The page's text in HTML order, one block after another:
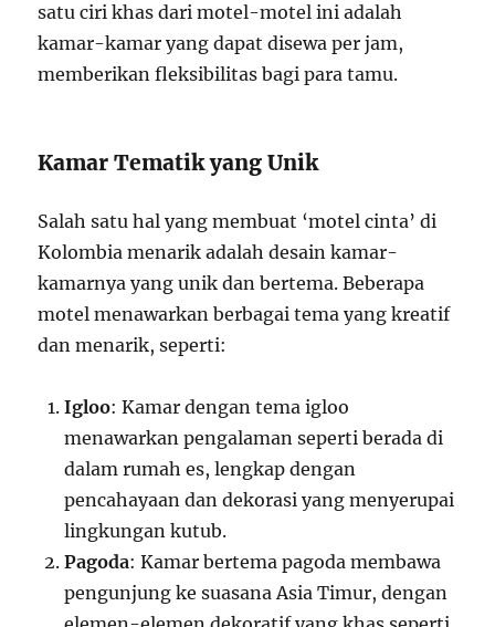
satu ciri khas dari motel-motel ini adalah
kamar-kamar yang dapat disewa per jam,
memberikan fleksibilitas bagi para tamu.
Kamar Tematik yang Unik
Salah satu hal yang membuat ‘motel cinta’ di
Kolombia menarik adalah desain kamar-
kamarnya yang unik dan bertema. Beberapa
motel menawarkan berbagai tema yang kreatif
dan menarik, seperti:
Igloo: Kamar dengan tema igloo
menawarkan pengalaman seperti berada di
dalam rumah es, lengkap dengan
pencahayaan dan dekorasi yang menyerupai
lingkungan kutub.
Pagoda: Kamar bertema pagoda membawa
pengunjung ke suasana Asia Timur, dengan